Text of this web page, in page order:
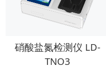
硝酸盐氮检测仪 LD-
TNO3